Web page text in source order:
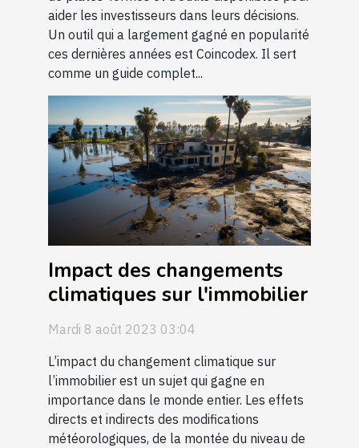
aider les investisseurs dans leurs décisions.
Un outil qui a largement gagné en popularité
ces dernières années est Coincodex. Il sert
comme un guide complet...
Impact des changements
climatiques sur l'immobilier
Mardi 8 août 2023 03:04
L’impact du changement climatique sur
l’immobilier est un sujet qui gagne en
importance dans le monde entier. Les effets
directs et indirects des modifications
météorologiques, de la montée du niveau de